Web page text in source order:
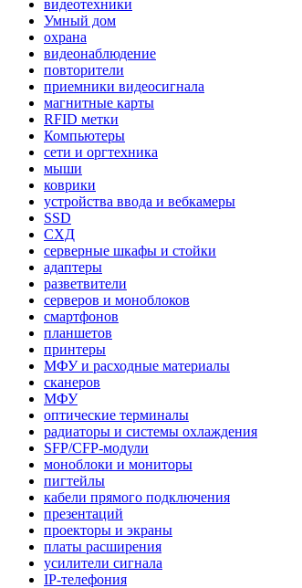
видеотехники
Умный дом
охрана
видеонаблюдение
повторители
приемники видеосигнала
магнитные карты
RFID метки
Компьютеры
сети и оргтехника
мыши
коврики
устройства ввода и вебкамеры
SSD
СХД
серверные шкафы и стойки
адаптеры
разветвители
серверов и моноблоков
смартфонов
планшетов
принтеры
МФУ и расходные материалы
сканеров
МФУ
оптические терминалы
радиаторы и системы охлаждения
SFP/CFP-модули
моноблоки и мониторы
пигтейлы
кабели прямого подключения
презентаций
проекторы и экраны
платы расширения
усилители сигнала
IP-телефония